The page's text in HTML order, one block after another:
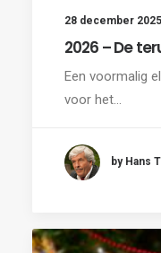
28 december 2025
2026 – De
Een voormalig
voor het…
by Hans